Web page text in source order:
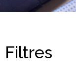
Filtres